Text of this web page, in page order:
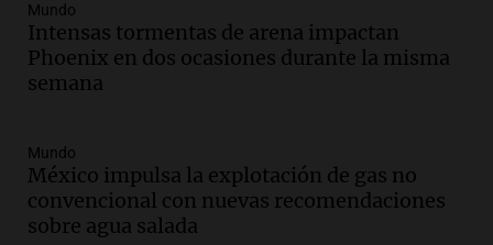
ciudad de Córdoba para interiorizarse
sobre los parques educativos
Amamos Argentina
Episodios
traerá más lluvias y eventos extremos
durante la primavera
Informados al regreso
Episodios
Mundo
Intensas tormentas de arena impactan
Phoenix en dos ocasiones durante la misma
semana
Mundo
México impulsa la explotación de gas no
convencional con nuevas recomendaciones
sobre agua salada